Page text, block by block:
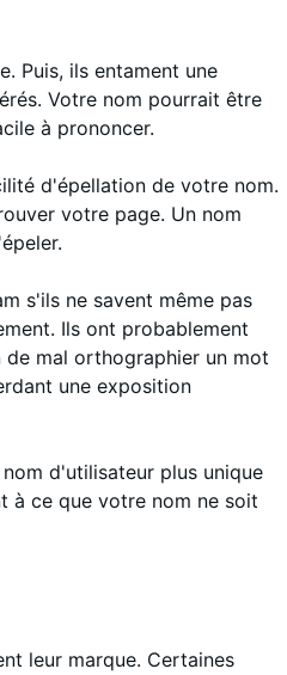
Puis, ils entament une
Votre nom pourrait être
à prononcer.
d'épellation de votre nom.
votre page. Un nom
s'ils ne savent même pas
Ils ont probablement
mal orthographier un mot
une exposition
d'utilisateur plus unique
à ce que votre nom ne soit
leur marque. Certaines